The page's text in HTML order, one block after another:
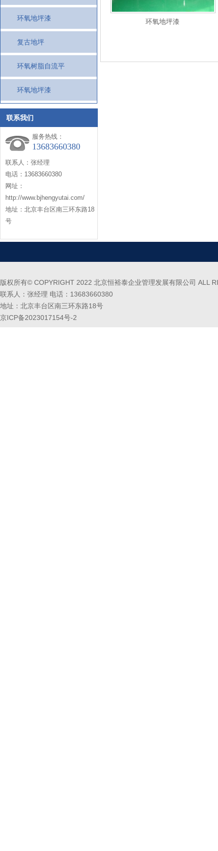
环氧地坪漆
复古地坪
环氧树脂自流平
环氧地坪漆
联系我们
服务热线：
13683660380
联系人：张经理
电话：13683660380
网址：
http://www.bjhengyutai.com/
地址：北京丰台区南三环东路18
号
环氧地坪漆
版权所有© COPYRIGHT 2022 北京恒裕泰企业管理发展有限公司 ALL
联系人：张经理 电话：13683660380
地址：北京丰台区南三环东路18号
京ICP备2023017154号-2